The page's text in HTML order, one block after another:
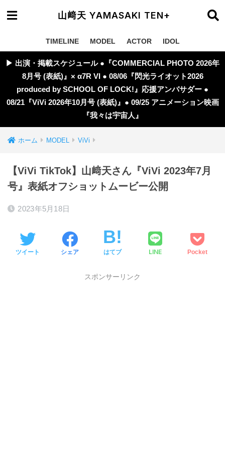
山﨑天 YAMASAKI TEN+
TIMELINE MODEL ACTOR IDOL
▶︎ 出演・掲載スケジュール ●『COMMERCIAL PHOTO 2026年
8月号 (表紙)』× α7R VI ● 08/06『閃光ライオット2026
produced by SCHOOL OF LOCK!』応援アンバサダー ●
08/21『ViVi 2026年10月号 (表紙)』● 09/25 アニメーション映画
『我々は宇宙人』
ホーム MODEL ViVi
【ViVi TikTok】山﨑天さん『ViVi 2023年7月
号』表紙オフショットムービー公開
2023年5月18日
ツイート シェア はてブ LINE Pocket
スポンサーリンク